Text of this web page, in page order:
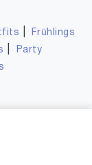
Frühlings
Party